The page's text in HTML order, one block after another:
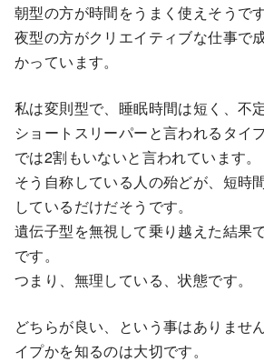
朝型の方が時間をうまく使えそうです
夜型の方がクリエイティブな仕事で
かっています。
私は変則型で、睡眠時間は短く、不定
ショートスリーパーと言われるタイ
では2割もいないと言われています。
そう自称している人の殆どが、短時
しているだけだそうです。
遺伝子型を無視して乗り越えた結果
です。
つまり、無理している、状態です。
どちらが良い、という事はありませ
イプかを知るのは大切です。